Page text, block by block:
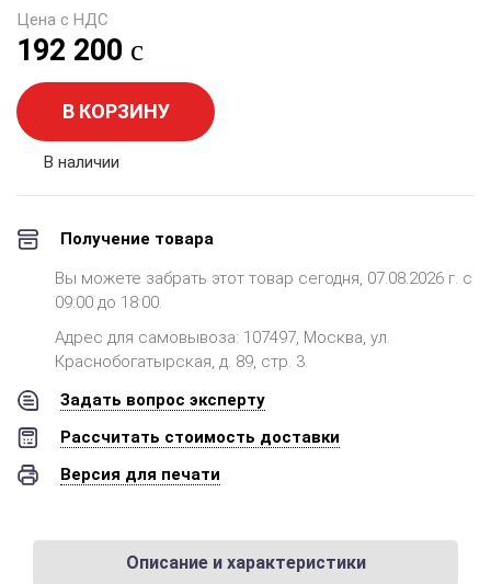
Цена с НДС
192 200
В КОРЗИНУ
В наличии
Получение товара
Вы можете забрать этот товар сегодня, 07.08.2026 г. с
09:00 до 18:00.
Адрес для самовывоза: 107497, Москва, ул.
Краснобогатырская, д. 89, стр. 3.
Задать вопрос эксперту
Рассчитать стоимость доставки
Версия для печати
Описание и характеристики